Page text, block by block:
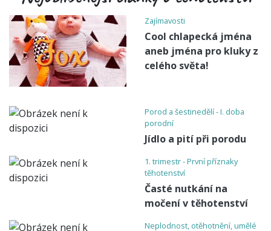
Zajímavosti
Cool chlapecká jména
aneb jména pro kluky z
celého světa!
Porod a šestinedělí - I. doba
porodní
Jídlo a pití při porodu
1. trimestr - První příznaky
těhotenství
Časté nutkání na
močení v těhotenství
Neplodnost, otěhotnění, umělé